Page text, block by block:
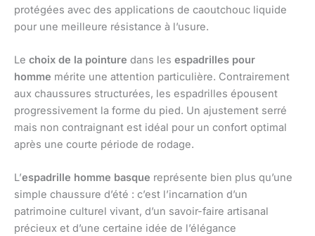
protégées avec des applications de caoutchouc liquide
pour une meilleure résistance à l’usure.
Le choix de la pointure dans les espadrilles pour
homme mérite une attention particulière. Contrairement
aux chaussures structurées, les espadrilles épousent
progressivement la forme du pied. Un ajustement serré
mais non contraignant est idéal pour un confort optimal
après une courte période de rodage.
L’espadrille homme basque représente bien plus qu’une
simple chaussure d’été : c’est l’incarnation d’un
patrimoine culturel vivant, d’un savoir-faire artisanal
précieux et d’une certaine idée de l’élégance